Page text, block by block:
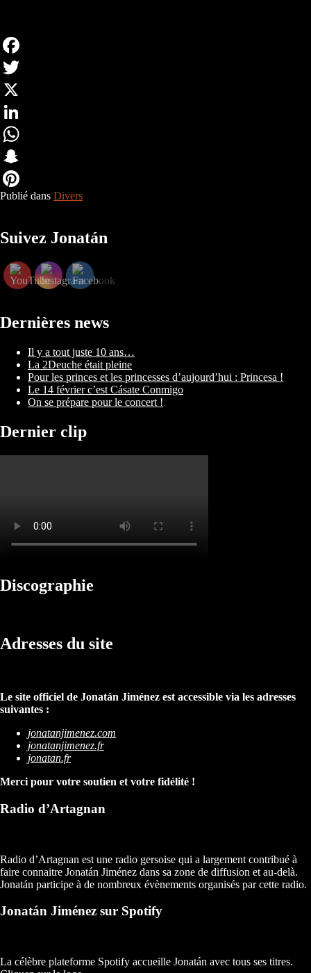
Facebook
Twitter
X
LinkedIn
WhatsApp
Snapchat
Pinterest
Publié dans Divers
Suivez Jonatán
Dernières news
Il y a tout juste 10 ans…
La 2Deuche était pleine
Pour les princes et les princesses d’aujourd’hui : Princesa !
Le 14 février c’est Cásate Conmigo
On se prépare pour le concert !
Dernier clip
Discographie
Adresses du site
Le site officiel de Jonatán Jiménez est accessible via les adresses
suivantes :
jonatanjimenez.com
jonatanjimenez.fr
jonatan.fr
Merci pour votre soutien et votre fidélité !
Radio d’Artagnan
Radio d’Artagnan est une radio gersoise qui a largement contribué à
faire connaitre Jonatán Jiménez dans sa zone de diffusion et au-delà.
Jonatán participe à de nombreux évènements organisés par cette radio.
Jonatán Jiménez sur Spotify
La célèbre plateforme Spotify accueille Jonatán avec tous ses titres.